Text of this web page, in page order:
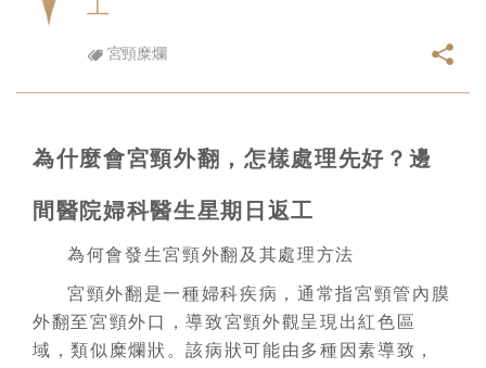
工
宮頸糜爛
為什麼會宮頸外翻，怎樣處理先好？邊
間醫院婦科醫生星期日返工
為何會發生宮頸外翻及其處理方法
宮頸外翻是一種婦科疾病，通常指宮頸管內膜
外翻至宮頸外口，導致宮頸外觀呈現出紅色區
域，類似糜爛狀。該病狀可能由多種因素導致，